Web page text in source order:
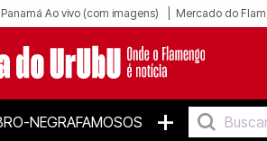
Panamá Ao vivo (com imagens) Mercado do
NEGRAFAMOSOS +